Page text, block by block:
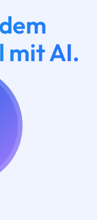
mit AI.